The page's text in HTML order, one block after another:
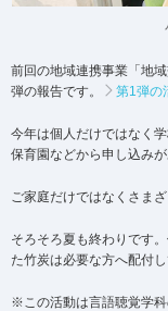
前回の地域連携事業「地
弾の報告です。
第1弾の
今年は個人だけではなく
保育園などから申し込みが
ご家庭だけではなくさま
そろそろ夏も終わりです
た竹炭は必要な方へ配付
※この活動は言語聴覚学